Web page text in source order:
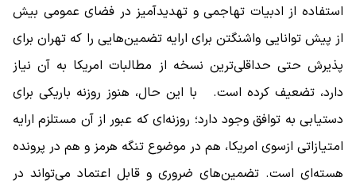
استفاده از ادبیات تهاجمی و تهدیدآمیز در فضای عمومی بیش
از پیش توانایی واشنگتن برای ارایه تضمین‌هایی را که تهران برای
پذیرش حتی حداقلی‌ترین نسخه از مطالبات امریکا به آن نیاز
دارد، تضعیف کرده است. با این حال، هنوز روزنه باریکی برای
دستیابی به توافق وجود دارد؛ روزنه‌ای که عبور از آن مستلزم ارایه
امتیازاتی ازسوی امریکا، هم در موضوع تنگه هرمز و هم در پرونده
هسته‌ای است. تضمین‌های ضروری و قابل اعتماد می‌تواند در